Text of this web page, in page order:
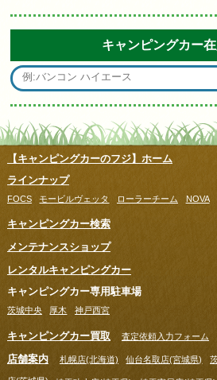
キャンピングカー
【キャンピングカーのフジ】ホーム
ラインナップ
FOCS モービルヴェッタ ローラーチーム NOVA
キャンピングカー検索
メンテナンスショップ
レンタルキャンピングカー
キャンピングカー専用駐車場
茨城中央 厚木 神戸西宮
キャンピングカー買取 査定依頼入力フォーム
店舗案内 札幌店(北海道) 仙台名取店(宮城県)